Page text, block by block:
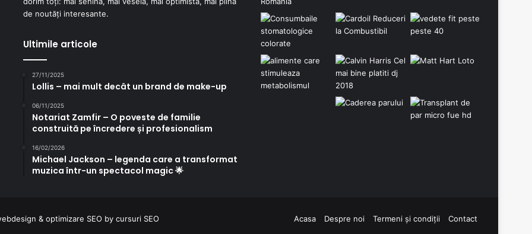
de noutăți interesante.
Ultimile articole
27/11/2025
Lollis – mai mult decât un brand de make-up
06/11/2025
Notariat Zamfir – O poveste de familie
construită pe încredere și profesionalism
16/02/2026
Michael Jackson – legenda care a transformat
muzica într-un spectacol magic 🌟
& optimizare SEO by cursuri SEO Acasa Despre noi Termeni și condiții Contact